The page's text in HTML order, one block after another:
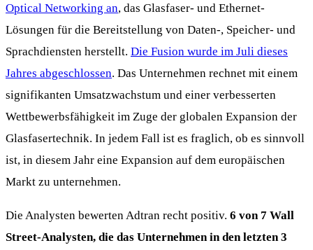
Optical Networking an, das Glasfaser- und Ethernet-
Lösungen für die Bereitstellung von Daten-, Speicher- und
Sprachdiensten herstellt. Die Fusion wurde im Juli dieses
Jahres abgeschlossen. Das Unternehmen rechnet mit einem
signifikanten Umsatzwachstum und einer verbesserten
Wettbewerbsfähigkeit im Zuge der globalen Expansion der
Glasfasertechnik. In jedem Fall ist es fraglich, ob es sinnvoll
ist, in diesem Jahr eine Expansion auf dem europäischen
Markt zu unternehmen.
Die Analysten bewerten Adtran recht positiv. 6 von 7 Wall
Street-Analysten, die das Unternehmen in den letzten 3